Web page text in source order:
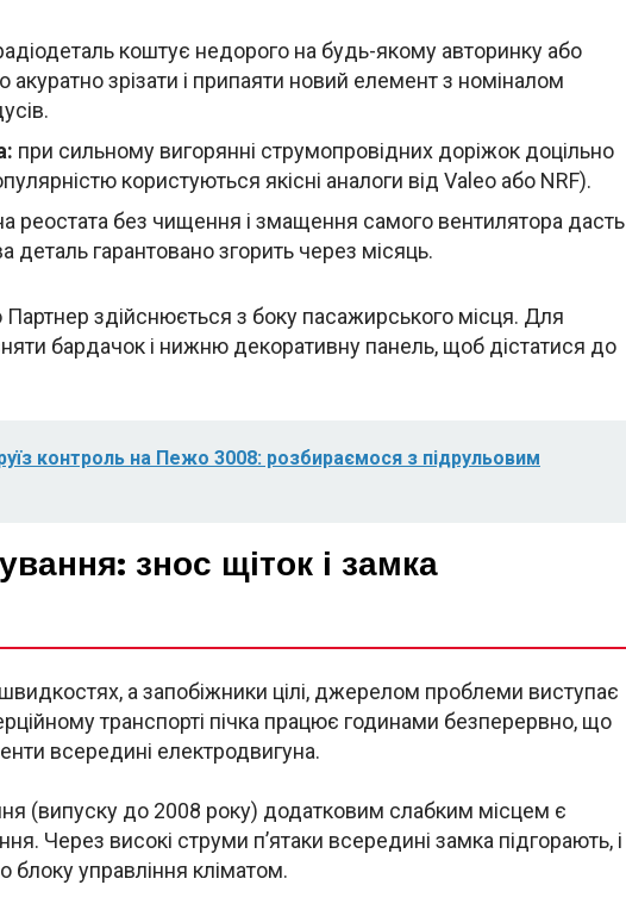
коштує недорого на будь-якому авторинку або
акуратно зрізати і припаяти новий елемент з номіналом
при сильному вигорянні струмопровідних доріжок доцільно
користуються якісні аналоги від Valeo або NRF).
реостата без чищення і змащення самого вентилятора дасть
деталь гарантовано згорить через місяць.
здійснюється з боку пасажирського місця. Для
бардачок і нижню декоративну панель, щоб дістатися до
контроль на Пежо 3008: розбираємося з підрульовим
знос щіток і замка
а запобіжники цілі, джерелом проблеми виступає
транспорті пічка працює годинами безперервно, що
всередині електродвигуна.
(випуску до 2008 року) додатковим слабким місцем є
Через високі струми п’ятаки всередині замка підгорають, і
управління кліматом.